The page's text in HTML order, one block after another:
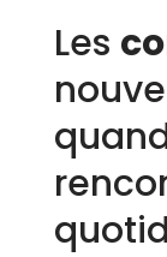
Les